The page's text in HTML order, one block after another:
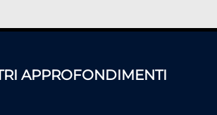
APPROFONDIMENTI